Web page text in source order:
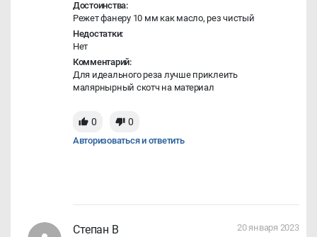
Достоинства:
Режет фанеру 10 мм как масло, рез чистый
Недостатки:
Нет
Комментарий:
Для идеального реза лучше приклеить
малярнырный скотч на материал
0 0
Авторизоваться и ответить
Степан В 20 января 2023